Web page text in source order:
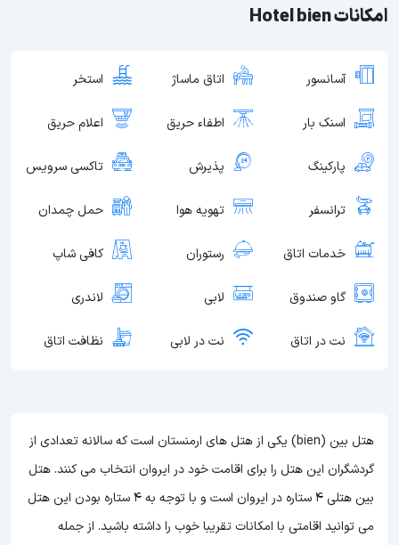
امکانات Hotel bien
آسانسور اتاق ماساژ استخر
اسنک بار اطفاء حریق اعلام حریق
پارکینگ پذیرش تاکسی سرویس
ترانسفر تهویه هوا حمل چمدان
خدمات اتاق رستوران کافی شاپ
گاو صندوق لابی لاندری
نت در اتاق نت در لابی نظافت اتاق
هتل بین (bien) یکی از هتل های ارمنستان است که سالانه تعدادی از
گردشگران این هتل را برای اقامت خود در ایروان انتخاب می کنند. هتل
بین هتلی 4 ستاره در ایروان است و با توجه به 4 ستاره بودن این هتل
می توانید اقامتی با امکانات تقریبا خوب را داشته باشید. از جمله